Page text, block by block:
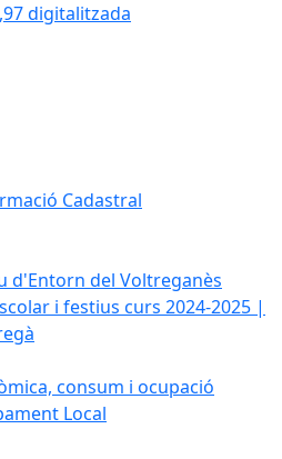
digitalitzada
Cadastral
d'Entorn del Voltreganès
i festius curs 2024-2025 |
consum i ocupació
Local